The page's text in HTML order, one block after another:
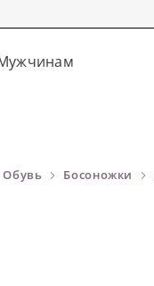
Обувь Босоножки